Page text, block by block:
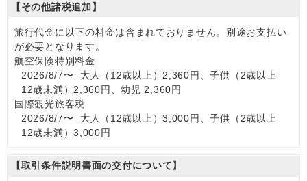
【その他諸税追加】
旅行代金に以下の料金は含まれておりません。別途お支払い
が必要となります。
航空保険特別料金
2026/8/7〜 大人（12歳以上）2,360円、子供（2歳以上
12歳未満）2,360円、幼児 2,360円
国際観光旅客税
2026/8/7〜 大人（12歳以上）3,000円、子供（2歳以上
12歳未満）3,000円
【取引条件説明書面の交付について】